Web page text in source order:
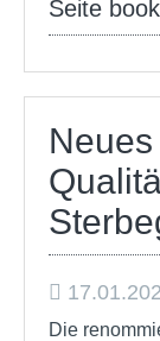
Seite
Die